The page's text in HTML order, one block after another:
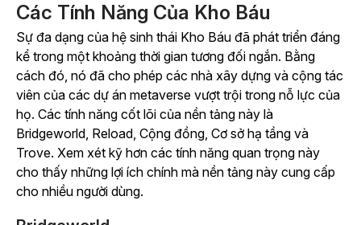
Các Tính Năng Của Kho Báu
Sự đa dạng của hệ sinh thái Kho Báu đã phát triển đáng
kể trong một khoảng thời gian tương đối ngắn. Bằng
cách đó, nó đã cho phép các nhà xây dựng và cộng tác
viên của các dự án metaverse vượt trội trong nỗ lực của
họ. Các tính năng cốt lõi của nền tảng này là
Bridgeworld, Reload, Cộng đồng, Cơ sở hạ tầng và
Trove. Xem xét kỹ hơn các tính năng quan trọng này
cho thấy những lợi ích chính mà nền tảng này cung cấp
cho nhiều người dùng.